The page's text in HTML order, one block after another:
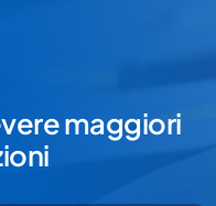
maggiori